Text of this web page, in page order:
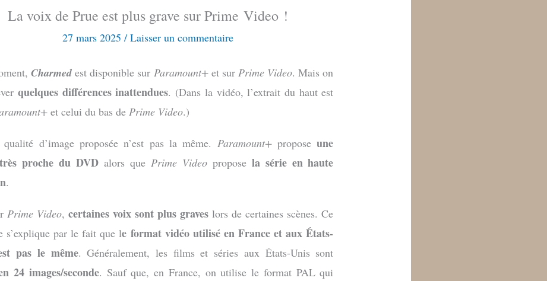
La voix de Prue est plus grave sur Prime Video !
27 mars 2025 / Laisser un commentaire
Charmed est disponible sur Paramount+et sur Prime Video. Mais on
quelques différences inattendues. (Dans la vidéo, l’extrait du haut est
et celui du bas de Prime Video.)
d’image proposée n’est pas la même. Paramount+proposeune
proche du DVDalors que Prime Videopropose la série en haute
.
Prime Video, certaines voix sont plus graves lors de certaines scènes. Ce
s’explique par le fait que le format vidéo utilisé en France et aux États-
pas le même. Généralement, les films et séries aux États-Unis sont
24 images/seconde. Sauf que, en France, on utilise le format PAL qui